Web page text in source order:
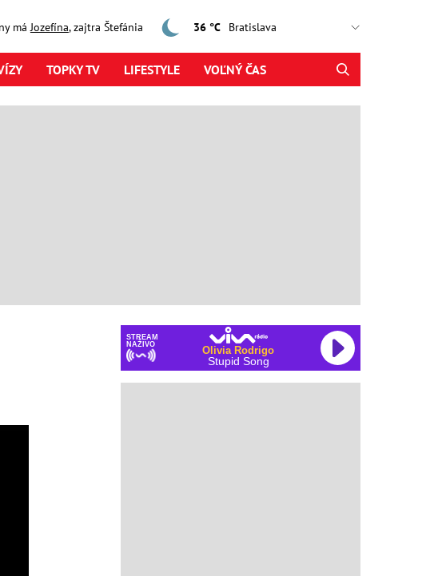
má Jozefína, zajtra Štefánia 36 °C
TOPKY TV LIFESTYLE VOĽNÝ ČAS
STREAM
NAŽIVO
Olivia Rodrigo
Stupid Song